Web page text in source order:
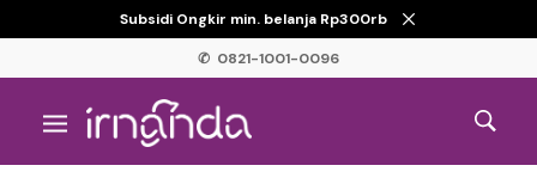
Subsidi Ongkir min. belanja Rp300rb
✆ 0821-1001-0096